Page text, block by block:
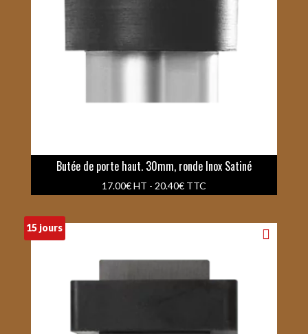
Butée de porte haut. 30mm, ronde Inox Satiné
17.00€HT - 20.40€TTC
15 jours